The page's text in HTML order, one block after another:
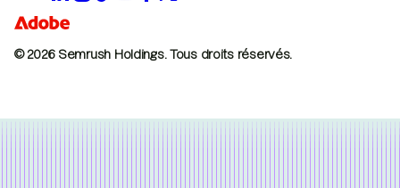
© 2026 Semrush Holdings. Tous droits réservés.